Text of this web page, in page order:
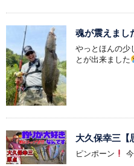
魂が震えまし
やっとほんの少
とが出来ました
大久保幸三【
ピンポーン